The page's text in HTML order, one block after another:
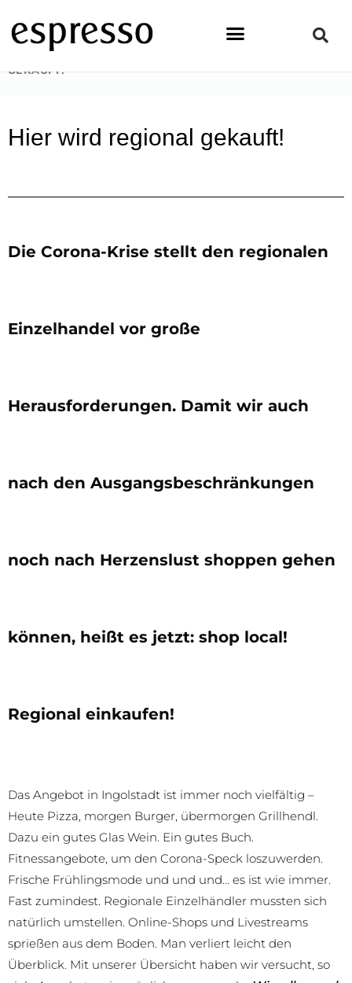
Inhalt
springen
STARTSEITE
GEKAUFT!
Hier wird regional gekauft!
Die Corona-Krise stellt den regionalen
Einzelhandel vor große
Herausforderungen. Damit wir auch
nach den Ausgangsbeschränkungen
noch nach Herzenslust shoppen gehen
können, heißt es jetzt: shop local!
Regional einkaufen!
Das Angebot in Ingolstadt ist immer noch vielfältig –
Heute Pizza, morgen Burger, übermorgen Grillhendl.
Dazu ein gutes Glas Wein. Ein gutes Buch.
Fitnessangebote, um den Corona-Speck loszuwerden.
Frische Frühlingsmode und und und… es ist wie immer.
Fast zumindest. Regionale Einzelhändler mussten sich
natürlich umstellen. Online-Shops und Livestreams
sprießen aus dem Boden. Man verliert leicht den
Überblick. Mit unserer Übersicht haben wir versucht, so